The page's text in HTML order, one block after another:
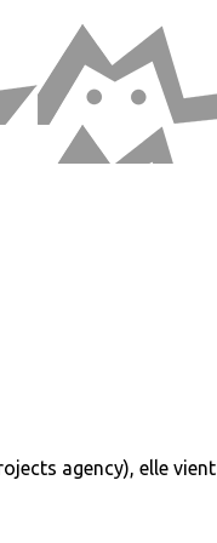
agency), elle vient